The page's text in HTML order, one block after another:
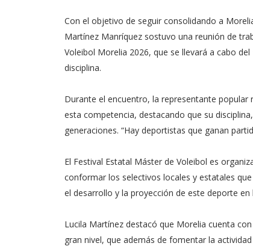
Con el objetivo de seguir consolidando a
Martínez Manríquez sostuvo una reunión de
Voleibol Morelia 2026, que se llevará a cabo
disciplina.
Durante el encuentro, la representante
esta competencia, destacando que su
generaciones. “Hay deportistas que ganan
El Festival Estatal Máster de Voleibol es
conformar los selectivos locales y estatales
el desarrollo y la proyección de este deporte en
Lucila Martínez destacó que Morelia cuenta
gran nivel, que además de fomentar la